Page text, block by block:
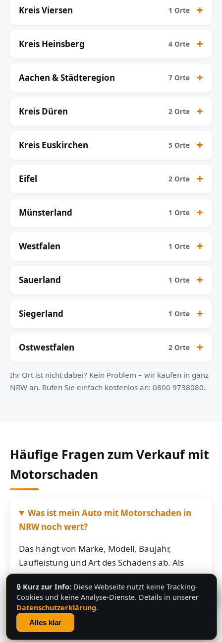
Kreis Viersen 1 Orte
Kreis Heinsberg 4 Orte
Aachen & Städteregion 7 Orte
Kreis Düren 2 Orte
Kreis Euskirchen 5 Orte
Eifel 2 Orte
Münsterland 1 Orte
Westfalen 1 Orte
Sauerland 1 Orte
Siegerland 1 Orte
Ostwestfalen 2 Orte
Ihr Ort ist nicht dabei? Kein Problem – wir kaufen in ganz
NRW an. Rufen Sie einfach kostenlos an: 0800 9738080.
Häufige Fragen zum Verkauf mit
Motorschaden
Was ist mein Auto mit Motorschaden in
NRW noch wert?
Das hängt von Marke, Modell, Baujahr,
Laufleistung und Art des Schadens ab. Als
grobe Richtung: Fahrzeuge mit Motorschaden
bringen je nach Restwert der Karosserie und
der Teile oft noch mehrere hundert bis
mehrere tausend Euro. Schicken Sie uns die
Fahrzeugdaten – Sie bekommen von uns eine
💬
🔒 Kurz zur Info: Diese Webseite nutzt keine Tracking-
Cookies und keine Analyse-Dienste. Details in unserer
Datenschutzerklärung.
Alles klar